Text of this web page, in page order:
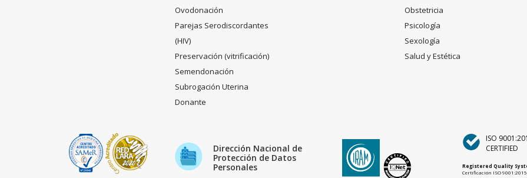
Ovodonación
Parejas Serodiscordantes
(HIV)
Preservación (vitrificación)
Semendonación
Subrogación Uterina
Donante
Obstetricia
Psicología
Sexología
Salud y Estética
Dirección Nacional de
Protección de Datos
Personales
ISO
CERTIFIED
Registered Quality
Certificación ISO